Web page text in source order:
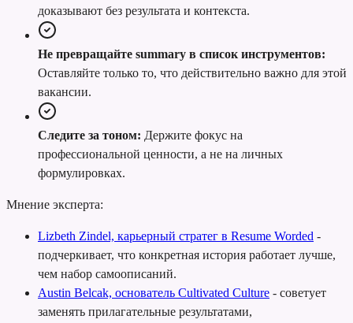
доказывают без результата и контекста.
Не превращайте summary в список инструментов:
Оставляйте только то, что действительно важно для этой
вакансии.
Следите за тоном: Держите фокус на
профессиональной ценности, а не на личных
формулировках.
Мнение эксперта:
Lizbeth Zindel, карьерный стратег в Resume Worded -
подчеркивает, что конкретная история работает лучше,
чем набор самоописаний.
Austin Belcak, основатель Cultivated Culture - советует
заменять прилагательные результатами,